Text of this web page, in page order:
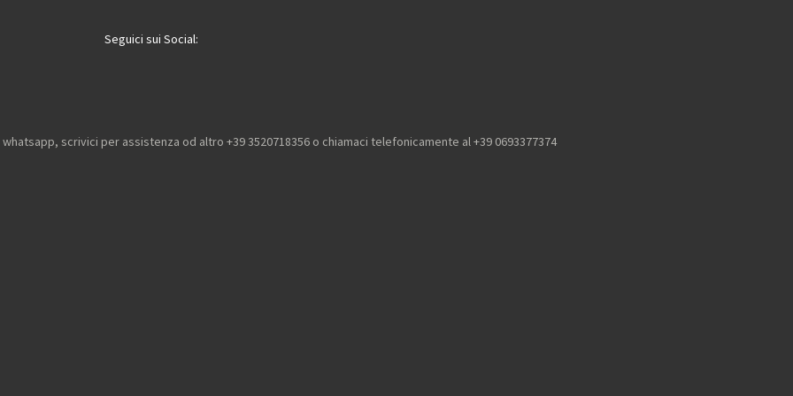
Seguici sui Social:
scrivici per assistenza od altro +39 3520718356 o chiamaci telefonicamente al +39 0693377374